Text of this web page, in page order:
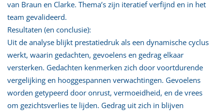
van Braun en Clarke. Thema’s zijn iteratief verfijnd en in het
team gevalideerd.
Resultaten (en conclusie):
Uit de analyse blijkt prestatiedruk als een dynamische cyclus
werkt, waarin gedachten, gevoelens en gedrag elkaar
versterken. Gedachten kenmerken zich door voortdurende
vergelijking en hooggespannen verwachtingen. Gevoelens
worden getypeerd door onrust, vermoeidheid, en de vrees
om gezichtsverlies te lijden. Gedrag uit zich in blijven